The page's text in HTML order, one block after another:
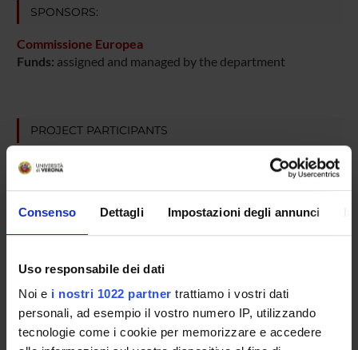
Consenso Dettagli Impostazioni degli annunci
Uso responsabile dei dati
Noi e i nostri 1022 partner trattiamo i vostri dati
personali, ad esempio il vostro numero IP, utilizzando
tecnologie come i cookie per memorizzare e accedere
SPONSORS:
Commissione Europea
Funds: assigned and managed by the department
PROJECT PARTICIPANTS
Chiara Bonetto
Technical-administrative staff
Lorenzo Burti
Maria Angela Mazzi
Technical-administrative staff
Michela Nose'